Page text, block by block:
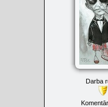
Darba